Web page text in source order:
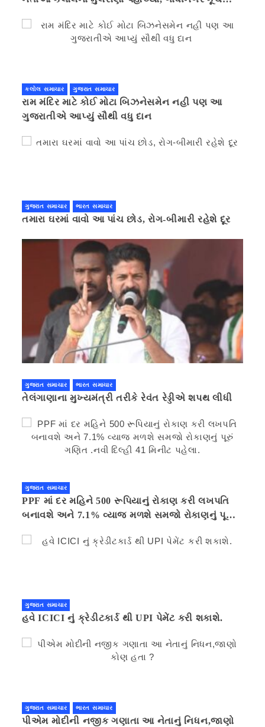
કલોલ સમાચાર ગુજરાત સમાચાર
રામ મંદિર માટે કોઈ મોટા બિઝનેસમેન નહી પણ આ
ગુજરાતીએ આપ્યું સૌથી વધુ દાન
ગુજરાત સમાચાર ભારત સમાચાર
તમારા ઘરમાં વાવો આ પાંચ છોડ, રોગ-બીમારી રહેશે દૂર
ગુજરાત સમાચાર ભારત સમાચાર
તેલંગાણાના મુખ્યમંત્રી તરીકે રેવંત રેડ્ડીએ શપથ લીધી
ગુજરાત સમાચાર
PPF માં દર મહિને 500 રૂપિયાનું રોકાણ કરી લખપતિ
બનાવશે અને 7.1% વ્યાજ મળશે સમજો રોકાણનું પૂરું
ગુજરાત સમાચાર
હવે ICICI નું ક્રેડીટકાર્ડ થી UPI પેમેંટ કરી શકાશે.
ગુજરાત સમાચાર ભારત સમાચાર
પીએમ મોદીની નજીક ગણાતા આ નેતાનું નિધન,જાણો